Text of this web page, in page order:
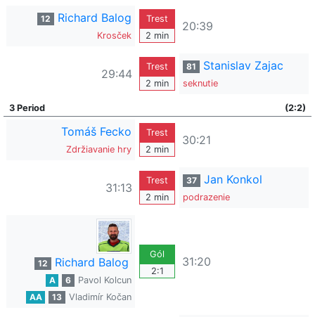
12 Richard Balog
Krosček
Trest
2 min
20:39
29:44
Trest
2 min
81 Stanislav Zajac
seknutie
3 Period (2:2)
Tomáš Fecko
Zdržiavanie hry
Trest
2 min
30:21
31:13
Trest
2 min
37 Jan Konkol
podrazenie
12 Richard Balog
A 6
Pavol Kolcun
AA
13 Vladimír Kočan
Gól
2:1
31:20